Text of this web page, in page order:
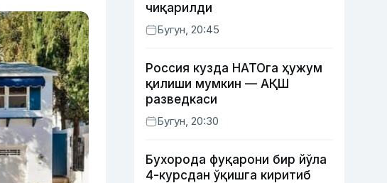
чиқарилди
Бугун, 20:45
Россия кузда НАТОга ҳужум
қилиши мумкин — АҚШ
разведкаси
Бугун, 20:30
Бухорода фуқарони бир йўла
4-курсдан ўқишга киритиб